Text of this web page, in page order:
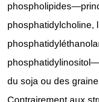
phosphatidylcholine,
du soja ou des
Contrairement aux